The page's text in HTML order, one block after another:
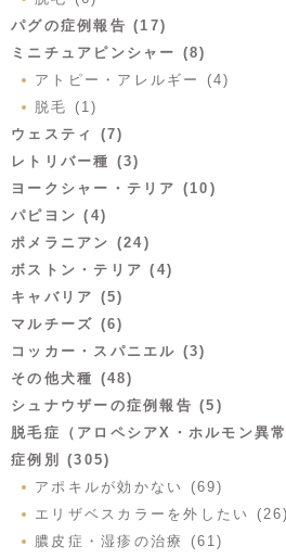
パグの症例報告 (17)
ミニチュアピンシャー (8)
アトピー・アレルギー (4)
脱毛 (1)
ウェスティ (7)
レトリバー種 (3)
ヨークシャー・テリア (10)
パピヨン (4)
ポメラニアン (24)
ボストン・テリア (4)
キャバリア (5)
マルチーズ (6)
コッカー・スパニエル (3)
その他犬種 (48)
シュナウザーの症例報告 (5)
脱毛症（アロペシアX・ホルモン異
症例別 (305)
アポキルが効かない (69)
エリザベスカラーを外したい (26)
膿皮症・湿疹の治療 (61)